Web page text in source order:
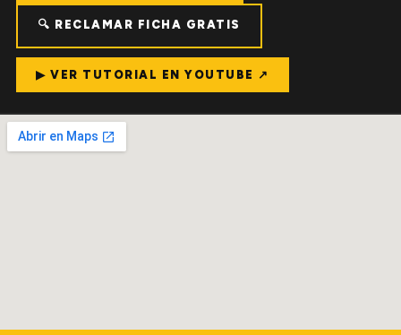
🔍 RECLAMAR FICHA GRATIS
▶ VER TUTORIAL EN YOUTUBE ↗